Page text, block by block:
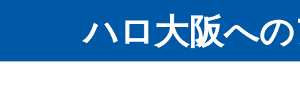
ハロ大阪へ